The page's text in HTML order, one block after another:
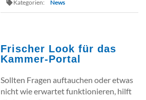
Kategorien: News
Frischer Look für das
Kammer‑Portal
Sollten Fragen auftauchen oder etwas
nicht wie erwartet funktionieren, hilft